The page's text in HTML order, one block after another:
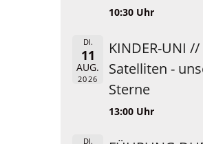
10:30 Uhr
DI.
11
AUG.
2026
KINDER-UNI //
Satelliten -
Sterne
13:00 Uhr
DI.